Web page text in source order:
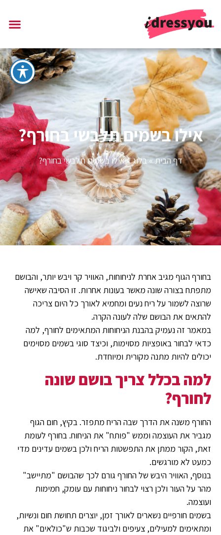
אילו בשמים תלבשי בחורף?
דף הבית»בלוג»אילו בשמים תלבשי בחורף?
בחורף הגוף מגיב אחרת לניחוחות, האוויר קר ויבש יותר, והבושם
מתפתח בצורה שונה מאשר בעונות אחרות. זו הסיבה שאישה
שרוצה לשמור על ריח נעים ומחמיא לאורך כל היום צריכה
להתאים את הבושם שלה לעונה הקרה.
במאמר זה נעמיק בהבנת הניחוחות המתאימים לחורף, למה
כדאי לבחור באופציות מסוימות, וכיצד סוגי בשמים מסוימים
יכולים להיות מתנה מקורית ומיוחדת.
למה בכלל צריך בושם שונה
לחורף?
החורף משנה את הדרך שבה הריח מתפזר. בקיץ, חום הגוף
מגביר את העוצמה וממש "פותח" את הניחוח. בחורף לעומת
זאת, הקור ממתן את התפשטות הריח ולכן בשמים עדינים מדי
כמעט לא מורגשים.
בנוסף, האוויר היבש של החורף גורם לכך שהבושם "מתיישב"
מהר על העור ולכן רצוי לבחור ניחוחות עם עומק, חמימות
ועוצמה.
בשמים חורפיים נשארים לאורך זמן, יוצרים תחושת חום ונשיות,
ומתאימים למעילים, צעיפים ולביגוד שכבות ש"כולאים" את